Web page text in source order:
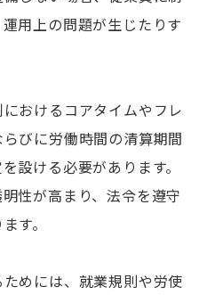
用上の問題が生じたりす
おけるコアタイムやフレ
びに労働時間の清算期間
設ける必要があります。
性が高まり、法令を遵守
す。
めには、就業規則や労使